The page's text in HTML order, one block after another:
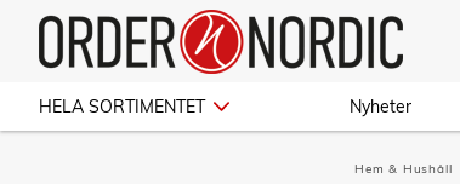
HELA SORTIMENTET Nyheter
Hem & Hushåll